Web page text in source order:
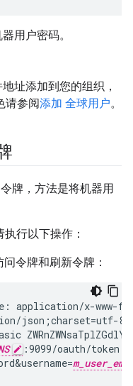
用户密码。
址添加到您的组织，
请参阅添加 全球用户。
牌，方法是将机器用
行以下操作：
令牌和刷新令牌：
application/x-www-
json;charset=utf-8"
:9099/oauth/token